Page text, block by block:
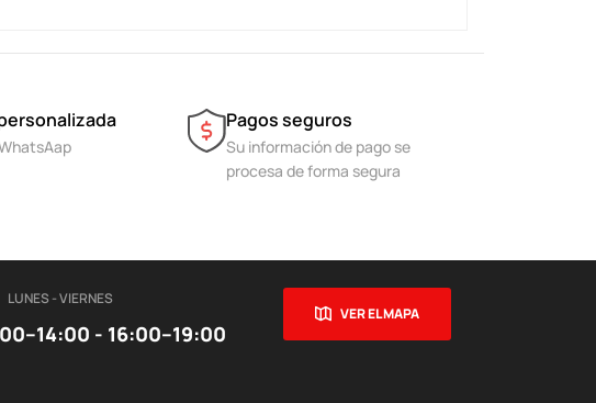
Pagos seguros
Su información de pago se
procesa de forma segura
LUNES - VIERNES
- 16:00–19:00
VER EL MAPA